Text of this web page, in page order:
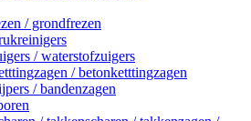
/ grondfrezen
/ waterstofzuigers
/ betonketttingzagen
/ bandenzagen